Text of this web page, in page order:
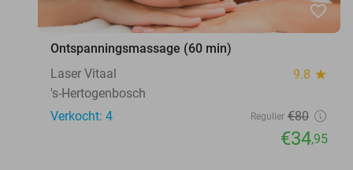
favorite_border
Ontspanningsmassage (60 min)
Laser Vitaal
9.8 star
's-Hertogenbosch
Verkocht: 4
Regulier €80
€34,95